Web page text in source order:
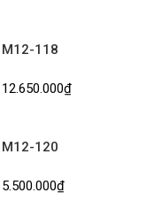
M12-118
12.650.000₫
M12-120
5.500.000₫